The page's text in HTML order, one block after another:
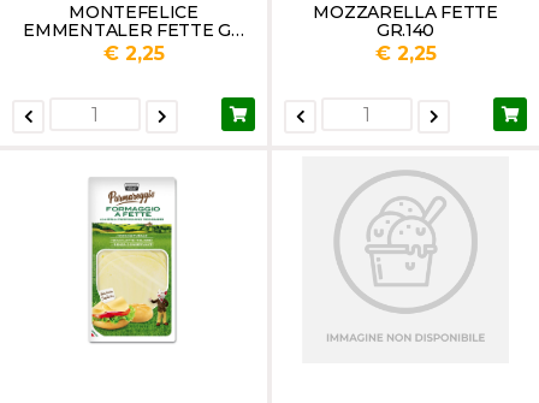
MONTEFELICE
EMMENTALER FETTE GR
140
€ 2,25
MOZZARELLA FETTE
GR.140
€ 2,25